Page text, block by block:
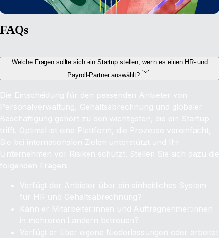
FAQs
Welche Fragen sollte sich ein Startup stellen, wenn es einen HR‑ und
Payroll‑Partner auswählt?
Die Entscheidung für den passenden Anbieter von
Personalverwaltung, Gehaltsabrechnung und globaler
Beschäftigung gehört zu den wichtigsten, die ein Startup
trifft. Optimal ist eine Plattform, die Prozesse vereinfacht,
Sie bei internationalen Zielen unterstützt und Ihr
Unternehmen vor Risiken schützt. Stellen Sie sich dazu die
folgenden Fragen:
Verfügt der Anbieter über ein einheitliches System
für HR und Gehaltsabrechnung?
Kann er Mitarbeiter:innen und Auftragnehmer:innen
in mehreren Ländern betreuen?
Verfügt er über eigene Niederlassungen oder arbeitet